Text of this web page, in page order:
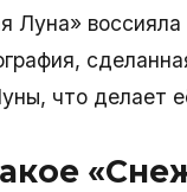
Луна»
что делает